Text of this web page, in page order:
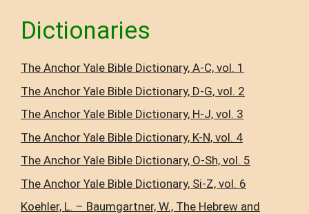
Dictionaries
The Anchor Yale Bible Dictionary, A-C, vol. 1
The Anchor Yale Bible Dictionary, D-G, vol. 2
The Anchor Yale Bible Dictionary, H-J, vol. 3
The Anchor Yale Bible Dictionary, K-N, vol. 4
The Anchor Yale Bible Dictionary, O-Sh, vol. 5
The Anchor Yale Bible Dictionary, Si-Z, vol. 6
Koehler, L. – Baumgartner, W., The Hebrew and